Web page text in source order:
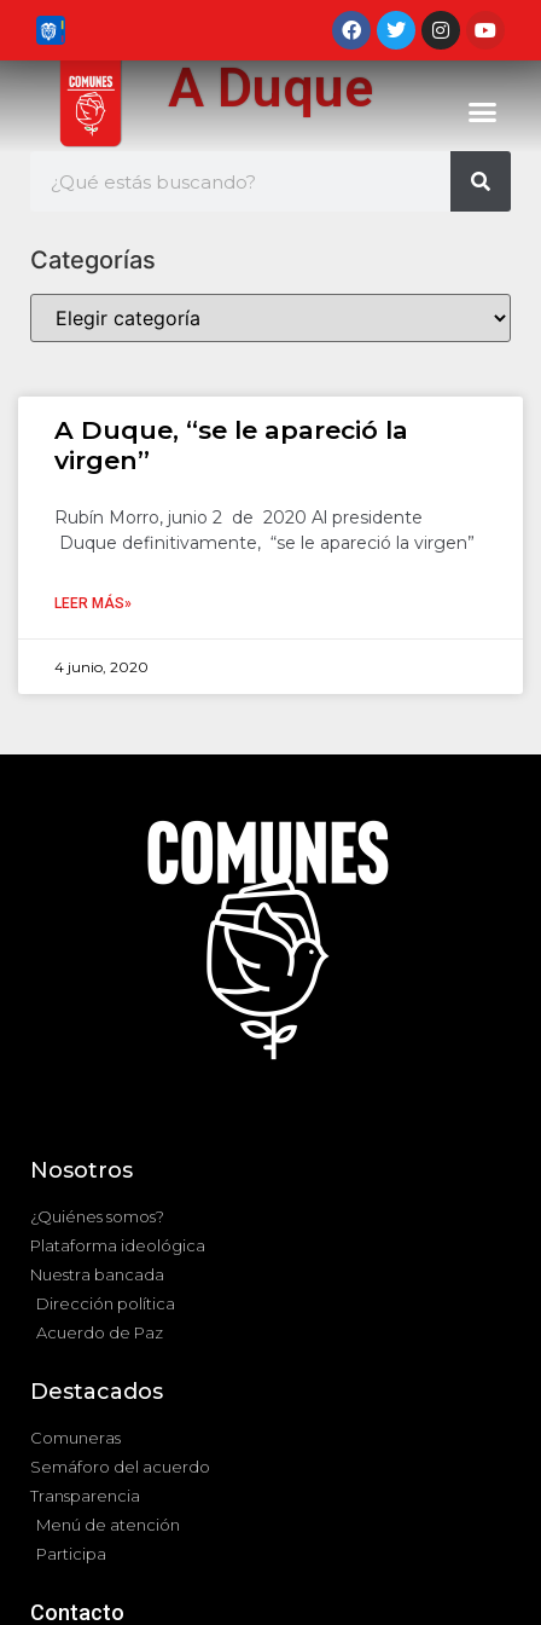
A Duque
Categorías
A Duque, “se le apareció la
virgen”
Rubín Morro, junio 2 de 2020 Al presidente
Duque definitivamente, “se le apareció la virgen”
LEER MÁS»
4 junio, 2020
Nosotros
¿Quiénes somos?
Plataforma ideológica
Nuestra bancada
Dirección política
Acuerdo de Paz
Destacados
Comuneras
Semáforo del acuerdo
Transparencia
Menú de atención
Participa
Contacto